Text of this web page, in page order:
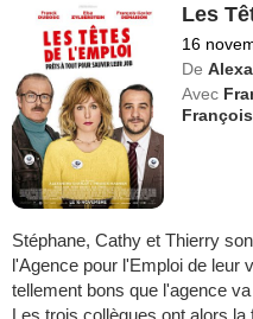
Les
16
De
Avec
Stéphane, Cathy et Thierry
l'Agence pour l'Emploi de leur
tellement bons que l'agence
Les trois collègues ont alors